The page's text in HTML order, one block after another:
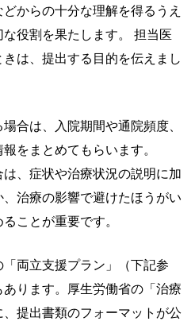
からの十分な理解を得るうえ
役割を果たします。 担当医
は、提出する目的を伝えまし
合は、入院期間や通院頻度、
をまとめてもらいます。
、症状や治療状況の説明に加
治療の影響で避けたほうがい
ことが重要です。
両立支援プラン」（下記参
ります。厚生労働省の「治療
提出書類のフォーマットが公